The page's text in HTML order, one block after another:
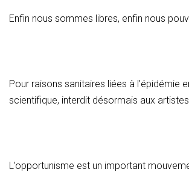
Enfin nous sommes libres, enfin nous
Pour raisons sanitaires liées à l’épidémie
scientifique, interdit désormais aux
L’opportunisme est un important